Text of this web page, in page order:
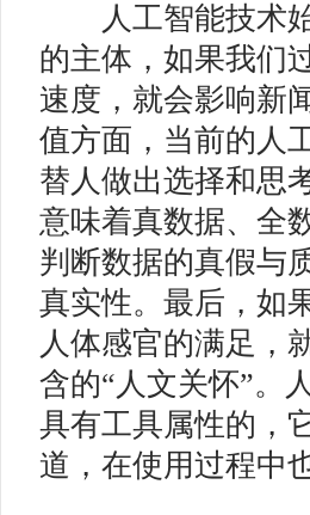
人工智能技术始
的主体，如果我们
速度，就会影响新
值方面，当前的人
替人做出选择和思
意味着真数据、全
判断数据的真假与
真实性。最后，如
人体感官的满足，
含的“人文关怀”。
具有工具属性的，
道，在使用过程中